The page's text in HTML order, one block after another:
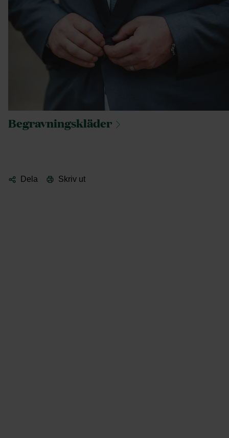
Begravningskläder
Dela Skriv ut